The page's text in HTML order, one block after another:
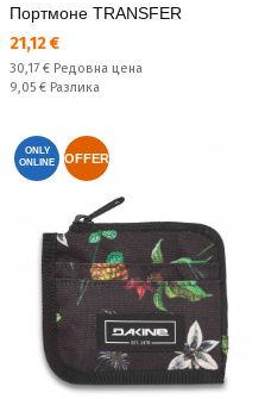
Портмоне TRANSFER
Текуща цена:
21,12 €
Редовна цена:
30,17 € Редовна цена
Спестявате:
9,05 € Разлика
ONLY
ONLINE
OFFER